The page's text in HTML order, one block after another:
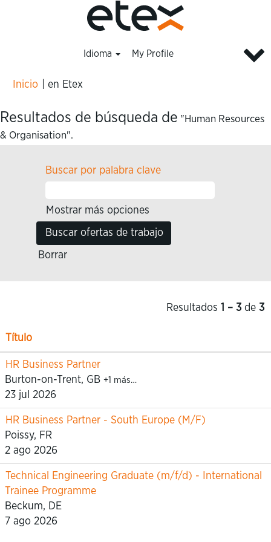
Idioma My Profile
Inicio en Etex
Resultados de búsqueda de "Human Resources
& Organisation".
Buscar por palabra clave
Mostrar más opciones
Borrar
Resultados 1 – 3 de 3
Título
HR Business Partner
Burton-on-Trent, GB +1 más…
23 jul 2026
HR Business Partner - South Europe (M/F)
Poissy, FR
2 ago 2026
Technical Engineering Graduate (m/f/d) - International
Trainee Programme
Beckum, DE
7 ago 2026